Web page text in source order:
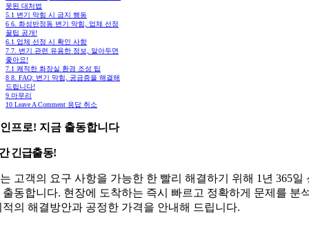
못된 대처법
5.1 변기 막힘 시 금지 행동
6 6. 화성반정동 변기 막힘, 업체 선정
꿀팁 공개!
6.1 업체 선정 시 확인 사항
7 7. 변기 관련 유용한 정보, 알아두면
좋아요!
7.1 쾌적한 화장실 환경 조성 팁
8 8. FAQ: 변기 막힘, 궁금증을 해결해
드립니다!
9 마무리
10 Leave A Comment 응답 취소
프로! 지금 출동합니다
긴급출동!
고객의 요구 사항을 가능한 한 빨리 해결하기 위해 1년 365일
출동합니다. 현장에 도착하는 즉시 빠르고 정확하게 문제를 분
적의 해결방안과 공정한 가격을 안내해 드립니다.